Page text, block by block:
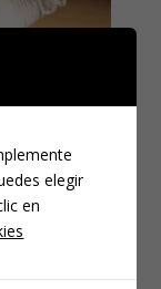
elegir
en